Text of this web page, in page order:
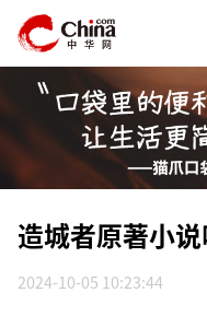
造城者原著小
2024-10-05 10:23:44